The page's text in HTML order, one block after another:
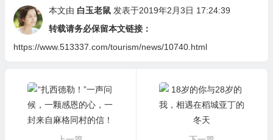
本文由 白玉老鼠 发表于2019年2月3日 17:24:39
转载请务必保留本文链接：
https://www.513337.com/tourism/news/10740.html